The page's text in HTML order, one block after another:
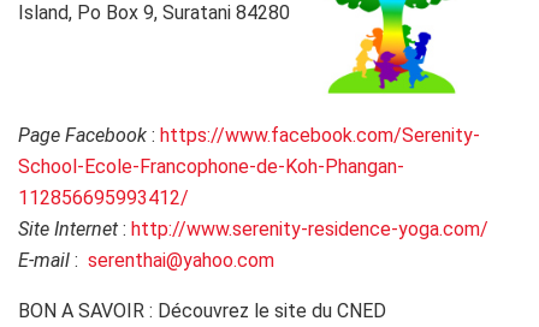
Island, Po Box 9, Suratani 84280
Page Facebook : https://www.facebook.com/Serenity-
School-Ecole-Francophone-de-Koh-Phangan-
112856695993412/
Site Internet : http://www.serenity-residence-yoga.com/
E-mail : serenthai@yahoo.com
BON A SAVOIR : Découvrez le site du CNED